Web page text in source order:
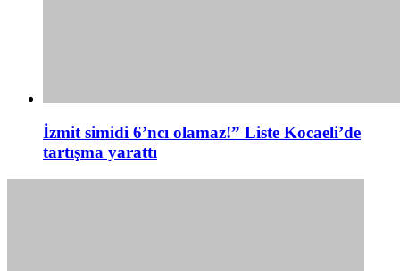
İzmit simidi 6’ncı olamaz!” Liste Kocaeli’de
tartışma yarattı